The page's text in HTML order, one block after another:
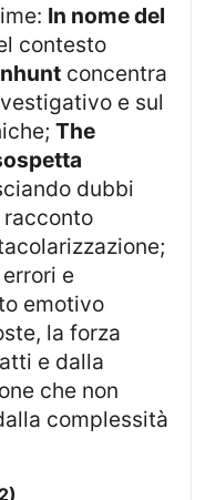
In nome del
contesto
concentra
e sul
The
dubbi
e
emotivo
la forza
e dalla
che non
complessità